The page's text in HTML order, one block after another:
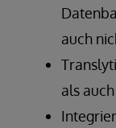
auch
als